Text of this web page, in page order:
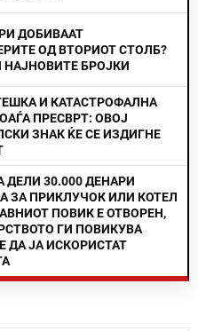
ДОБИВААТ
ОД ВТОРИОТ СТОЛБ?
НАЈНОВИТЕ БРОЈКИ
И КАТАСТРОФАЛНА
ПРЕСВРТ: ОВОЈ
ЗНАК ЌЕ СЕ ИЗДИГНЕ
ДЕЛИ 30.000 ДЕНАРИ
ЗА ПРИКЛУЧОК ИЛИ КОТЕЛ
ПОВИК Е ОТВОРЕН,
ГИ ПОВИКУВА
ДА ЈА ИСКОРИСТАТ